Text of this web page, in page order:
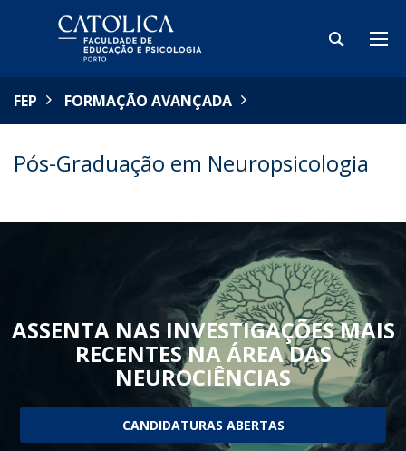
FEP FORMAÇÃO AVANÇADA
Pós-Graduação em Neuropsicologia
ASSENTA NAS INVESTIGAÇÕES MAIS
RECENTES NA ÁREA DAS
NEUROCIÊNCIAS
CANDIDATURAS ABERTAS